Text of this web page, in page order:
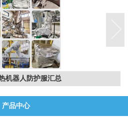
机器人防护服汇总
产品中心